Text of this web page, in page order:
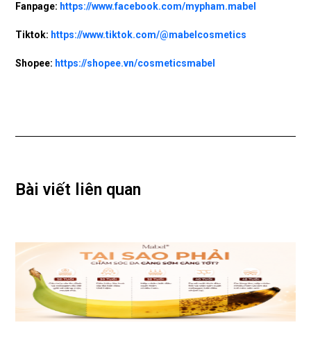
Fanpage: https://www.facebook.com/mypham.mabel
Tiktok: https://www.tiktok.com/@mabelcosmetics
Shopee: https://shopee.vn/cosmeticsmabel
Bài viết liên quan